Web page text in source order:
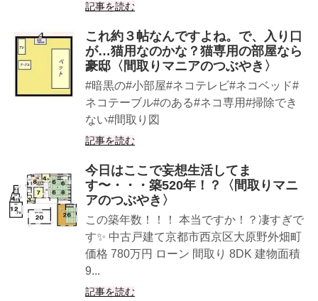
記事を読む
これ約３帖なんですよね。で、入り口
が…猫用なのかな？猫専用の部屋なら
豪邸〈間取りマニアのつぶやき〉
#暗黒の#小部屋#ネコテレビ#ネコベッド#
ネコテーブル#のある#ネコ専用#掃除でき
ない#間取り図
記事を読む
今日はここで妄想生活してま
す〜・・・築520年！？〈間取りマニ
アのつぶやき〉
この築年数！！！ 本当ですか！？凄すぎで
す✨ 中古戸建て京都市西京区大原野外畑町
価格 780万円 ローン 間取り 8DK 建物面積
9...
記事を読む